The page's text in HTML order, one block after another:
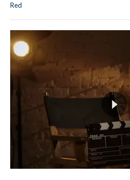
Red